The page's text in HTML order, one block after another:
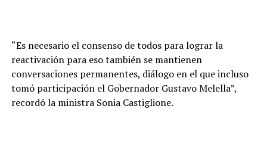
“Es necesario el consenso de todos para lograr la
reactivación para eso también se mantienen
conversaciones permanentes, diálogo en el que incluso
tomó participación el Gobernador Gustavo Melella”,
recordó la ministra Sonia Castiglione.